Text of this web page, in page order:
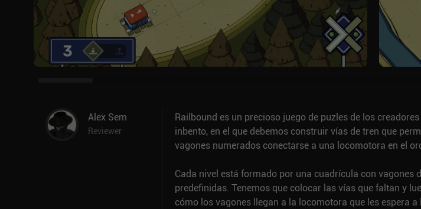
Alex Sem
Reviewer
Railbound es un precioso juego de puzles de los
inbento, en el que debemos construir vías de tren que
vagones numerados conectarse a una locomotora en el
Cada nivel está formado por una cuadrícula con vagones
predefinidas. Tenemos que colocar las vías que faltan y
cómo los vagones llegan a la locomotora que les espera a